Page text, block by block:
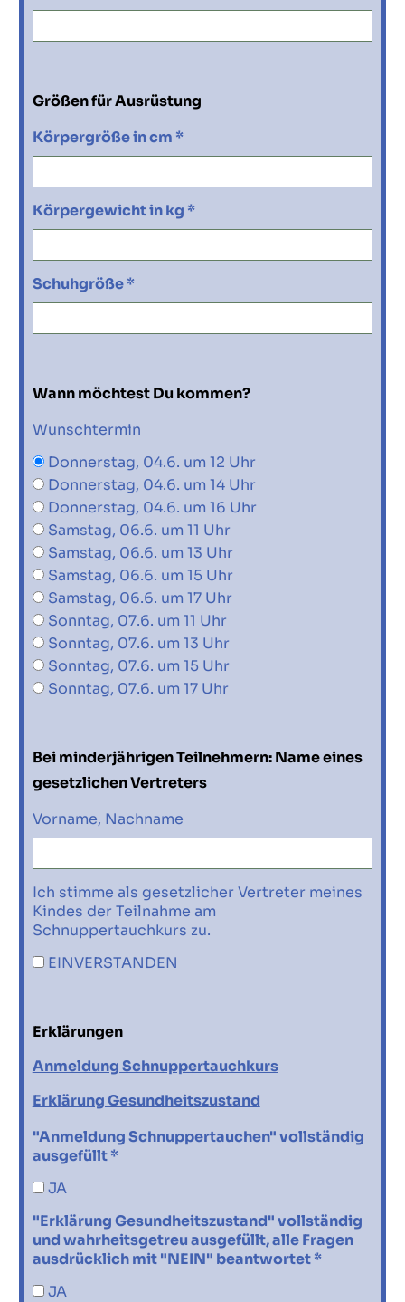
Größen für Ausrüstung
Körpergröße in cm *
Körpergewicht in kg *
Schuhgröße *
Wann möchtest Du kommen?
Wunschtermin
Donnerstag, 04.6. um 12 Uhr
Donnerstag, 04.6. um 14 Uhr
Donnerstag, 04.6. um 16 Uhr
Samstag, 06.6. um 11 Uhr
Samstag, 06.6. um 13 Uhr
Samstag, 06.6. um 15 Uhr
Samstag, 06.6. um 17 Uhr
Sonntag, 07.6. um 11 Uhr
Sonntag, 07.6. um 13 Uhr
Sonntag, 07.6. um 15 Uhr
Sonntag, 07.6. um 17 Uhr
Bei minderjährigen Teilnehmern: Name eines
gesetzlichen Vertreters
Vorname, Nachname
Ich stimme als gesetzlicher Vertreter meines
Kindes der Teilnahme am
Schnuppertauchkurs zu.
EINVERSTANDEN
Erklärungen
Anmeldung Schnuppertauchkurs
Erklärung Gesundheitszustand
"Anmeldung Schnuppertauchen" vollständig
ausgefüllt *
JA
"Erklärung Gesundheitszustand" vollständig
und wahrheitsgetreu ausgefüllt, alle Fragen
ausdrücklich mit "NEIN" beantwortet *
JA